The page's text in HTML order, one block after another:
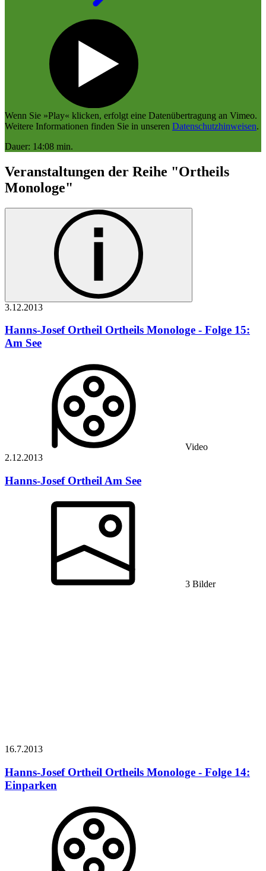
Wenn Sie »Play« klicken, erfolgt eine Datenübertragung an Vimeo.
Weitere Informationen finden Sie in unseren Datenschutzhinweisen.
Dauer: 14:08 min.
Veranstaltungen der Reihe "Ortheils
Monologe"
3.12.2013
Hanns-Josef Ortheil Ortheils Monologe - Folge 15:
Am See
Video
2.12.2013
Hanns-Josef Ortheil Am See
3 Bilder
16.7.2013
Hanns-Josef Ortheil Ortheils Monologe - Folge 14:
Einparken